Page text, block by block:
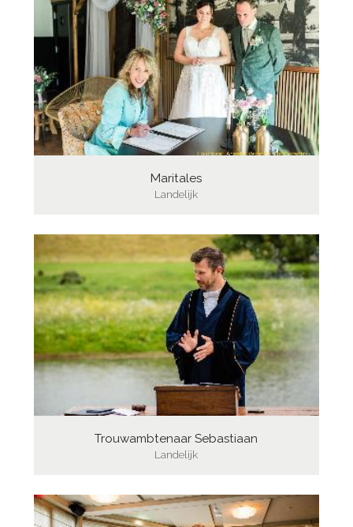
Maritales
Landelijk
Trouwambtenaar Sebastiaan
Landelijk